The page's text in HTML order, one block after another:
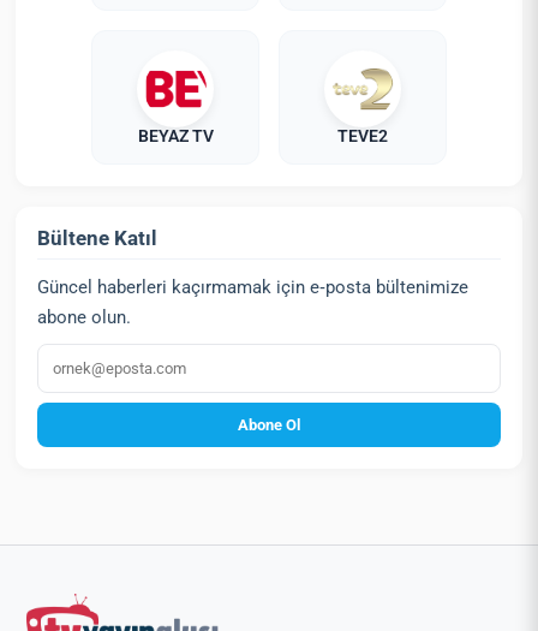
BEYAZ TV TEVE2
Bültene Katıl
Güncel haberleri kaçırmamak için e‑posta bültenimize
abone olun.
E‑posta
Abone Ol